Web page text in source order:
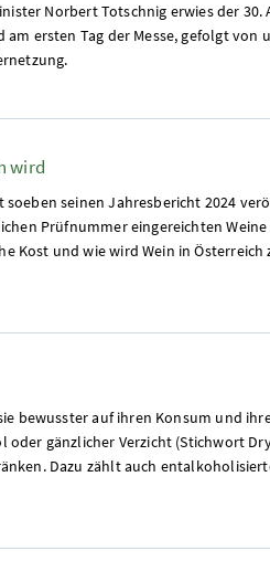
Norbert Totschnig erwies der 30.
ersten Tag der Messe, gefolgt von
wird
seinen Jahresbericht 2024
Prüfnummer eingereichten
Kost und wie wird Wein in Österreich
bewusster auf ihren Konsum und
gänzlicher Verzicht (Stichwort
Dazu zählt auch